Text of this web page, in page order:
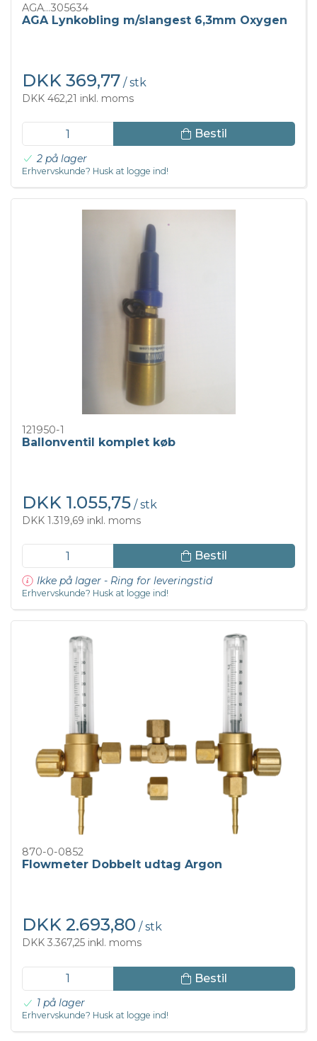
AGA...305634
AGA Lynkobling m/slangest 6,3mm Oxygen
DKK 369,77 / stk
DKK 462,21 inkl. moms
Bestil
2 på lager
Erhvervskunde? Husk at logge ind!
121950-1
Ballonventil komplet køb
DKK 1.055,75 / stk
DKK 1.319,69 inkl. moms
Bestil
Ikke på lager - Ring for leveringstid
Erhvervskunde? Husk at logge ind!
870-0-0852
Flowmeter Dobbelt udtag Argon
DKK 2.693,80 / stk
DKK 3.367,25 inkl. moms
Bestil
1 på lager
Erhvervskunde? Husk at logge ind!